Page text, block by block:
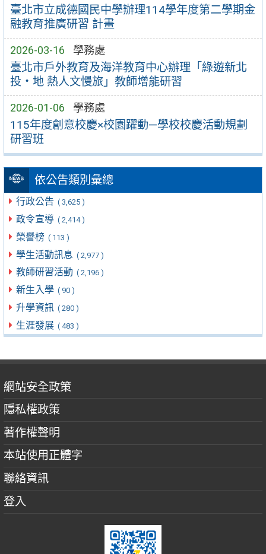
臺北市立成德國民中學辦理114學年度第二學期金
融教育推廣研習 計畫
2026-03-16 學務處
臺北市戶外教育及海洋教育中心辦理「綠遊新北
投‧地 熱人文慢旅」教師增能研習
2026-01-06 學務處
115年度創意校慶×校園躍動—學校校慶活動規劃
研習班
依公告類別彙總
行政公告 ( 3,625 )
政令宣導 ( 2,414 )
榮譽榜 ( 113 )
學生活動訊息 ( 2,977 )
教師研習活動 ( 2,196 )
新生入學 ( 90 )
升學資訊 ( 280 )
生涯發展 ( 483 )
網站安全政策
隱私權政策
著作權聲明
本站使用正體字
聯絡資訊
登入